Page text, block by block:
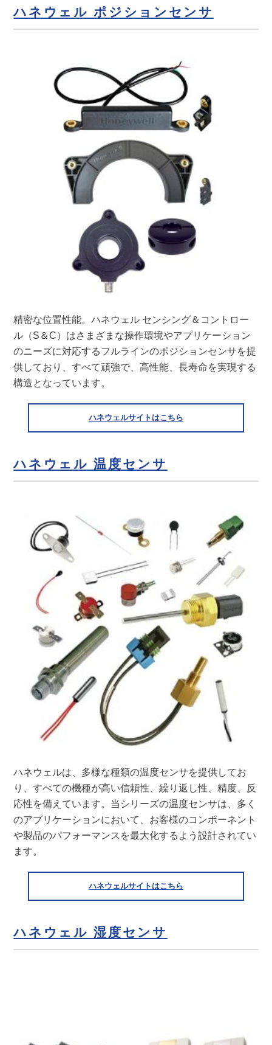
ハネウェル ポジションセンサ
精密な位置性能。ハネウェル センシング＆コントロー
ル（S＆C）はさまざまな操作環境やアプリケーション
のニーズに対応するフルラインのポジションセンサを提
供しており、すべて頑強で、高性能、長寿命を実現する
構造となっています。
ハネウェルサイトはこちら
ハネウェル 温度センサ
ハネウェルは、多様な種類の温度センサを提供してお
り、すべての機種が高い信頼性、繰り返し性、精度、反
応性を備えています。当シリーズの温度センサは、多く
のアプリケーションにおいて、お客様のコンポーネント
や製品のパフォーマンスを最大化するよう設計されてい
ます。
ハネウェルサイトはこちら
ハネウェル 湿度センサ